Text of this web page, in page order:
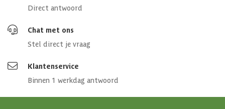
Direct antwoord
Chat met ons
Stel direct je vraag
Klantenservice
Binnen 1 werkdag antwoord